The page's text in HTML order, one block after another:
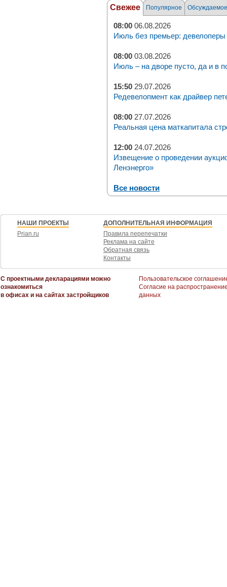
Свежее Популярное Обсуждаемое
08:00 06.08.2026
Июль без премьер: девелоперы
08:00 03.08.2026
Июль – на дворе пусто, да и в
15:50 29.07.2026
Редевелопмент как драйвер
08:00 27.07.2026
Реальная цена маткапитала
12:00 24.07.2026
Извещение о проведении
Ленэнерго»
Все новости
НАШИ ПРОЕКТЫ
Prian.ru
ДОПОЛНИТЕЛЬНАЯ ИНФОРМАЦИЯ
Правила перепечатки
Реклама на сайте
Обратная связь
Контакты
С проектными декларациями можно
ознакомиться
в офисах и на сайтах застройщиков
Пользовательское
Согласие на
данных